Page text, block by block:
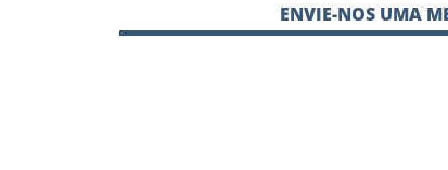
ENVIE-NOS UMA